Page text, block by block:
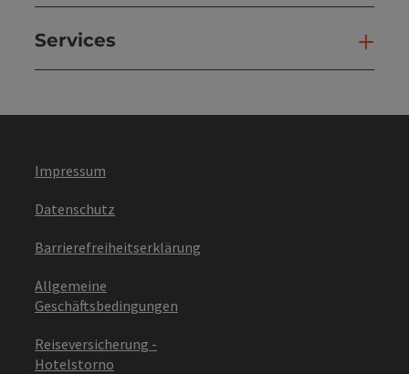
Services
Impressum
Datenschutz
Barrierefreiheitserklärung
Allgemeine
Geschäftsbedingungen
Reiseversicherung -
Hotelstorno